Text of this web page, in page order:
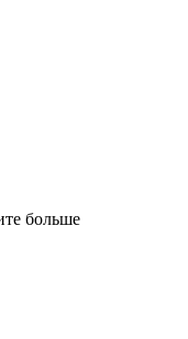
больше